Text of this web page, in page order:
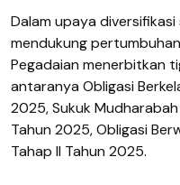
Dalam upaya
mendukung
Pegadaian menerbitkan
antaranya Obligasi
2025, Sukuk
Tahun 2025, Obligasi
Tahap II Tahun 2025.